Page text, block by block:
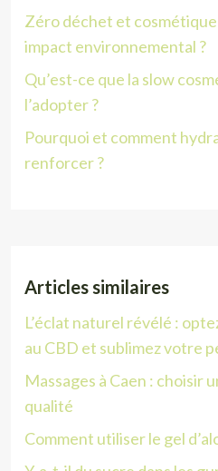
Zéro déchet et
impact environnemental ?
Qu’est-ce que la slow
l’adopter ?
Pourquoi et comment
renforcer ?
Articles similaires
L’éclat naturel révélé :
au CBD et sublimez votre
Massages à Caen : choisir
qualité
Comment utiliser le gel